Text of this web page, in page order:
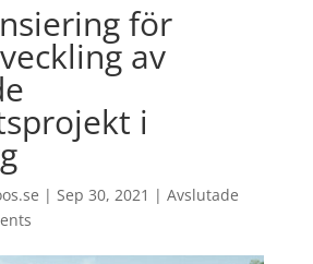
för
av
i
| Sep 30, 2021 | Avslutade